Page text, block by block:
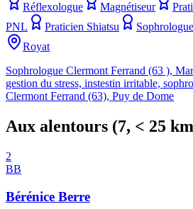
Réflexologue Magnétiseur
PNL
Praticien Shiatsu
Sophrologue
Royat
Sophrologue Clermont Ferrand (63 ),
gestion du stress, instestin irritable,
Clermont Ferrand (63), Puy de Dome
Aux alentours (7, < 25
2
BB
Bérénice Berre